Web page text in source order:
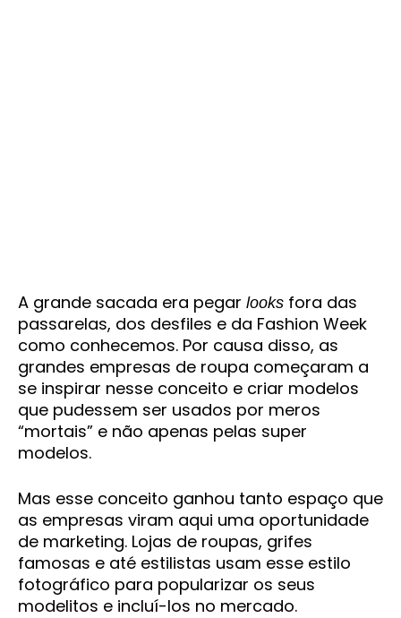
A grande sacada era pegar looks fora das
passarelas, dos desfiles e da Fashion Week
como conhecemos. Por causa disso, as
grandes empresas de roupa começaram a
se inspirar nesse conceito e criar modelos
que pudessem ser usados por meros
“mortais” e não apenas pelas super
modelos.
Mas esse conceito ganhou tanto espaço que
as empresas viram aqui uma oportunidade
de marketing. Lojas de roupas, grifes
famosas e até estilistas usam esse estilo
fotográfico para popularizar os seus
modelitos e incluí-los no mercado.